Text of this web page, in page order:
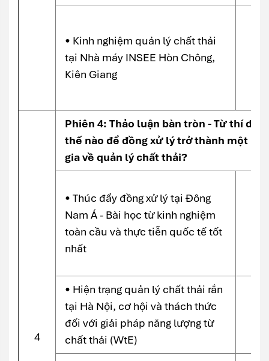
• Kinh nghiệm quản lý chất thải
tại Nhà máy INSEE Hòn Chông,
Kiên Giang
4
Phiên 4: Thảo luận bàn tròn - Từ thí
thế nào để đồng xử lý trở thành một
gia về quản lý chất thải?
• Thúc đẩy đồng xử lý tại Đông
Nam Á - Bài học từ kinh nghiệm
toàn cầu và thực tiễn quốc tế tốt
nhất
• Hiện trạng quản lý chất thải rắn
tại Hà Nội, cơ hội và thách thức
đối với giải pháp năng lượng từ
chất thải (WtE)